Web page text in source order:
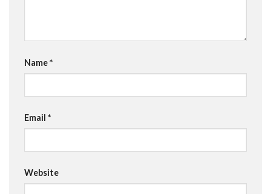
Name*
Email *
Website